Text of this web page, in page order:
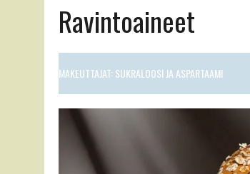
Ravintoaineet
MAKEUTTAJAT: SUKRALOOSI JA ASPARTAAMI